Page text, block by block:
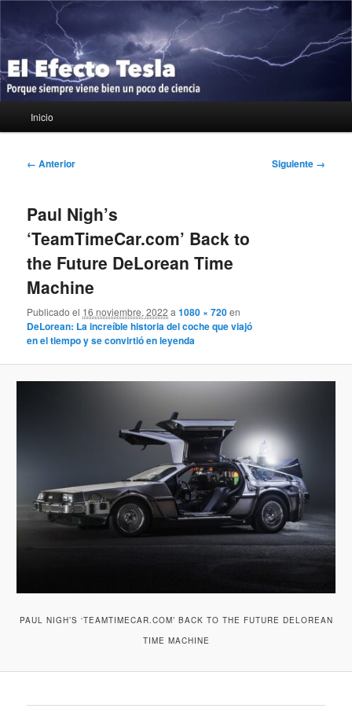
contenido
principalEl Efecto Tesla
Porque siempre viene bien un poco de ciencia
principal
Inicio
Navegador
← Anterior Siguiente →
Paul Nigh’s
‘TeamTimeCar.com’ Back to
the Future DeLorean Time
Machine
Publicado el 16 noviembre, 2022 a1080 × 720en
DeLorean: La increíble historia del coche que viajó
en el tiempo y se convirtió en leyenda
PAUL NIGH’S ‘TEAMTIMECAR.COM’ BACK TO THE FUTURE DELOREAN
TIME MACHINE